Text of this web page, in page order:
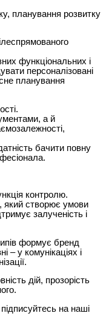
планування розвитку
функціональних і
персоналізовані
планування
а й
бачити повну
контролю.
який створює умови
залученість і
формує бренд
у комунікаціях і
дій, прозорість
на наші